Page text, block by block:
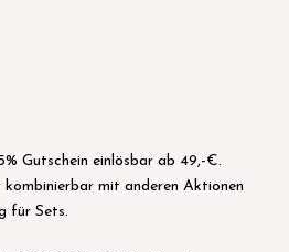
Gutschein einlösbar ab 49,-€.
mit anderen Aktionen
für Sets.